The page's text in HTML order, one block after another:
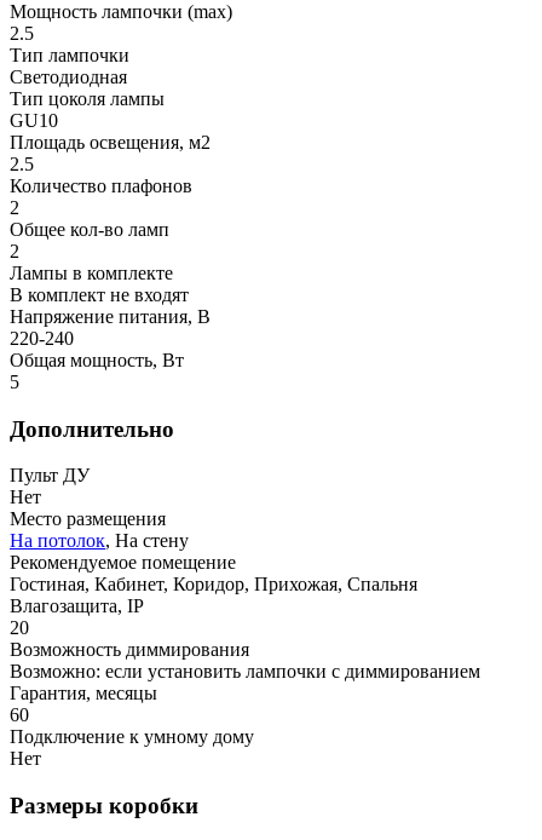
Мощность лампочки (max)
2.5
Тип лампочки
Светодиодная
Тип цоколя лампы
GU10
Площадь освещения, м2
2.5
Количество плафонов
2
Общее кол-во ламп
2
Лампы в комплекте
В комплект не входят
Напряжение питания, В
220-240
Общая мощность, Вт
5
Дополнительно
Пульт ДУ
Нет
Место размещения
На потолок, На стену
Рекомендуемое помещение
Гостиная, Кабинет, Коридор, Прихожая, Спальня
Влагозащита, IP
20
Возможность диммирования
Возможно: если установить лампочки с диммированием
Гарантия, месяцы
60
Подключение к умному дому
Нет
Размеры коробки